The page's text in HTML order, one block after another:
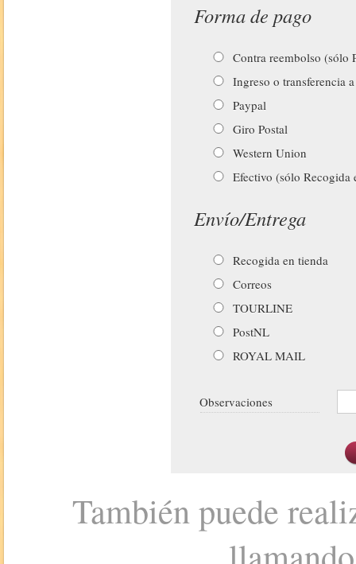
Forma de pago
Contra reembolso (sólo
Ingreso o transferencia
Paypal
Giro Postal
Western Union
Efectivo (sólo Recogida
Envío/Entrega
Recogida en tienda
Correos
TOURLINE
PostNL
ROYAL MAIL
Observaciones
También puede